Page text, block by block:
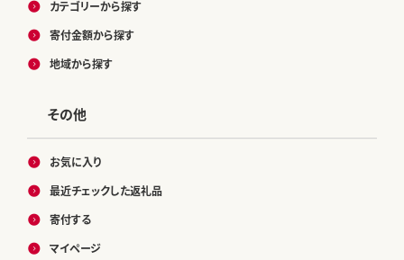
カテゴリーから探す
寄付金額から探す
地域から探す
その他
お気に入り
最近チェックした返礼品
寄付する
マイページ